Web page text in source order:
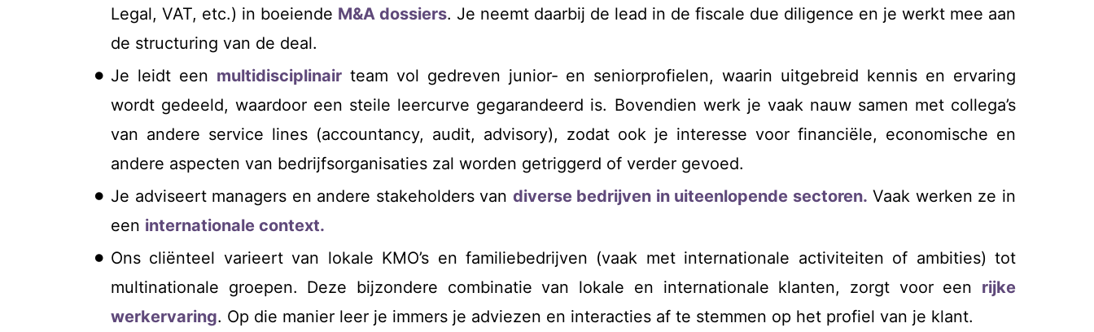
Legal, VAT, etc.) in boeiende M&A dossiers. Je neemt daarbij de lead in de fiscale due diligence en je werkt mee aan
de structuring van de deal.
Je leidt een multidisciplinairteam vol gedreven junior- en seniorprofielen, waarin uitgebreid kennis en ervaring
wordt gedeeld, waardoor een steile leercurve gegarandeerd is. Bovendien werk je vaak nauw samen met collega’s
van andere service lines (accountancy, audit, advisory), zodat ook je interesse voor financiële, economische en
andere aspecten van bedrijfsorganisaties zal worden getriggerd of verder gevoed.
Je adviseert managers en andere stakeholders van diverse bedrijven in uiteenlopende sectoren. Vaak werken ze in
een internationale context.
Ons cliënteel varieert van lokale KMO’s en familiebedrijven (vaak met internationale activiteiten of ambities) tot
multinationale groepen. Deze bijzondere combinatie van lokale en internationale klanten, zorgt voor een rijke
werkervaring. Op die manier leer je immers je adviezen en interacties af te stemmen op het profiel van je klant.